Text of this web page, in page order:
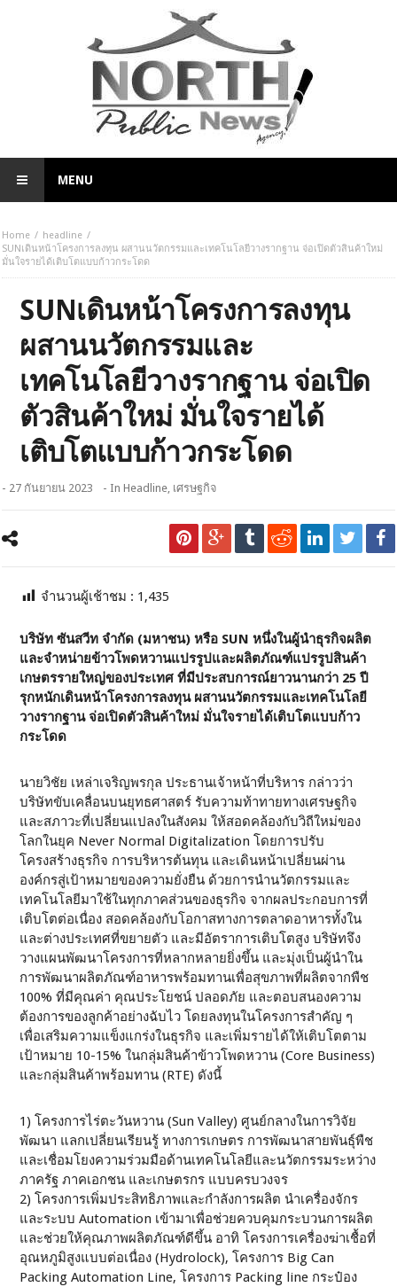
MENU
Home
headline
SUNเดินหน้าโครงการลงทุน ผสานนวัตกรรมและเทคโนโลยีวางรากฐาน จ่อเปิดตัวสินค้าใหม่
มั่นใจรายได้เติบโตแบบก้าวกระโดด
SUNเดินหน้าโครงการลงทุน
ผสานนวัตกรรมและ
เทคโนโลยีวางรากฐาน จ่อเปิด
ตัวสินค้าใหม่ มั่นใจรายได้
เติบโตแบบก้าวกระโดด
- 27 กันยายน 2023 - InHeadline, เศรษฐกิจ
จำนวนผู้เช้าชม : 1,435
บริษัท ซันสวีท จำกัด (มหาชน) หรือ SUN หนึ่งในผู้นำธุรกิจผลิต
และจำหน่ายข้าวโพดหวานแปรรูปและผลิตภัณฑ์แปรรูปสินค้า
เกษตรรายใหญ่ของประเทศ ที่มีประสบการณ์ยาวนานกว่า 25 ปี
รุกหนักเดินหน้าโครงการลงทุน ผสานนวัตกรรมและเทคโนโลยี
วางรากฐาน จ่อเปิดตัวสินค้าใหม่ มั่นใจรายได้เติบโตแบบก้าว
กระโดด
นายวิชัย เหล่าเจริญพรกุล ประธานเจ้าหน้าที่บริหาร กล่าวว่า
บริษัทขับเคลื่อนบนยุทธศาสตร์ รับความท้าทายทางเศรษฐกิจ
และสภาวะที่เปลี่ยนแปลงในสังคม ให้สอดคล้องกับวิถีใหม่ของ
โลกในยุค Never Normal Digitalization โดยการปรับ
โครงสร้างธุรกิจ การบริหารต้นทุน และเดินหน้าเปลี่ยนผ่าน
องค์กรสู่เป้าหมายของความยั่งยืน ด้วยการนำนวัตกรรมและ
เทคโนโลยีมาใช้ในทุกภาคส่วนของธุรกิจ จากผลประกอบการที่
เติบโตต่อเนื่อง สอดคล้องกับโอกาสทางการตลาดอาหารทั้งใน
และต่างประเทศที่ขยายตัว และมีอัตราการเติบโตสูง บริษัทจึง
วางแผนพัฒนาโครงการที่หลากหลายยิ่งขึ้น และมุ่งเป็นผู้นำใน
การพัฒนาผลิตภัณฑ์อาหารพร้อมทานเพื่อสุขภาพที่ผลิตจากพืช
100% ที่มีคุณค่า คุณประโยชน์ ปลอดภัย และตอบสนองความ
ต้องการของลูกค้าอย่างฉับไว โดยลงทุนในโครงการสำคัญ ๆ
เพื่อเสริมความแข็งแกร่งในธุรกิจ และเพิ่มรายได้ให้เติบโตตาม
เป้าหมาย 10-15% ในกลุ่มสินค้าข้าวโพดหวาน (Core Business)
และกลุ่มสินค้าพร้อมทาน (RTE) ดังนี้
1) โครงการไร่ตะวันหวาน (Sun Valley) ศูนย์กลางในการวิจัย
พัฒนา แลกเปลี่ยนเรียนรู้ ทางการเกษตร การพัฒนาสายพันธุ์พืช
และเชื่อมโยงความร่วมมือด้านเทคโนโลยีและนวัตกรรมระหว่าง
ภาครัฐ ภาคเอกชน และเกษตรกร แบบครบวงจร
2) โครงการเพิ่มประสิทธิภาพและกำลังการผลิต นำเครื่องจักร
และระบบ Automation เข้ามาเพื่อช่วยควบคุมกระบวนการผลิต
และช่วยให้คุณภาพผลิตภัณฑ์ดีขึ้น อาทิ โครงการเครื่องฆ่าเชื้อที่
อุณหภูมิสูงแบบต่อเนื่อง (Hydrolock), โครงการ Big Can
Packing Automation Line, โครงการ Packing line กระป๋อง